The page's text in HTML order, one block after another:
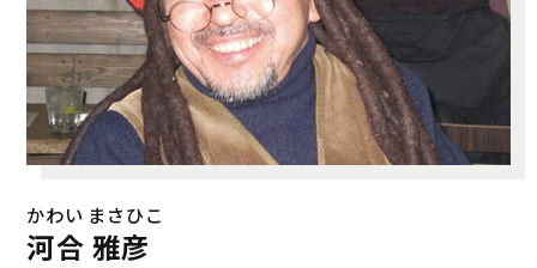
かわい まさひこ
河合 雅彦